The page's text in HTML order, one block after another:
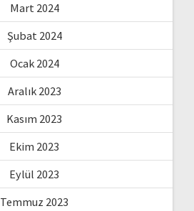
Mart 2024
Şubat 2024
Ocak 2024
Aralık 2023
Kasım 2023
Ekim 2023
Eylül 2023
Temmuz 2023